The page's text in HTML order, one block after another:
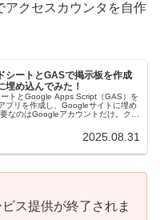
クセスカウンタを自作
シートとGASで掲示板を作成
埋め込んでみた！
トとGoogle Apps Script（GAS）を
プリを作成し、Googleサイトに埋め
なのはGoogleアカウントだけ。クレ
2025.08.31
ス提供が終了されま